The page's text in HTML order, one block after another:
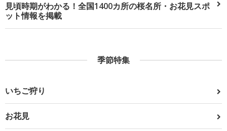
見頃時期がわかる！全国1400カ所の桜名所・お花見スポ
ット情報を掲載
季節特集
いちご狩り
お花見